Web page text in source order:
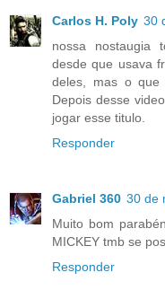
Carlos H. Poly 30
nossa nostaugia
desde que usava
deles, mas o
Depois desse
jogar esse titulo.
Responder
Gabriel 360 30 de
Muito bom
MICKEY tmb se
Responder